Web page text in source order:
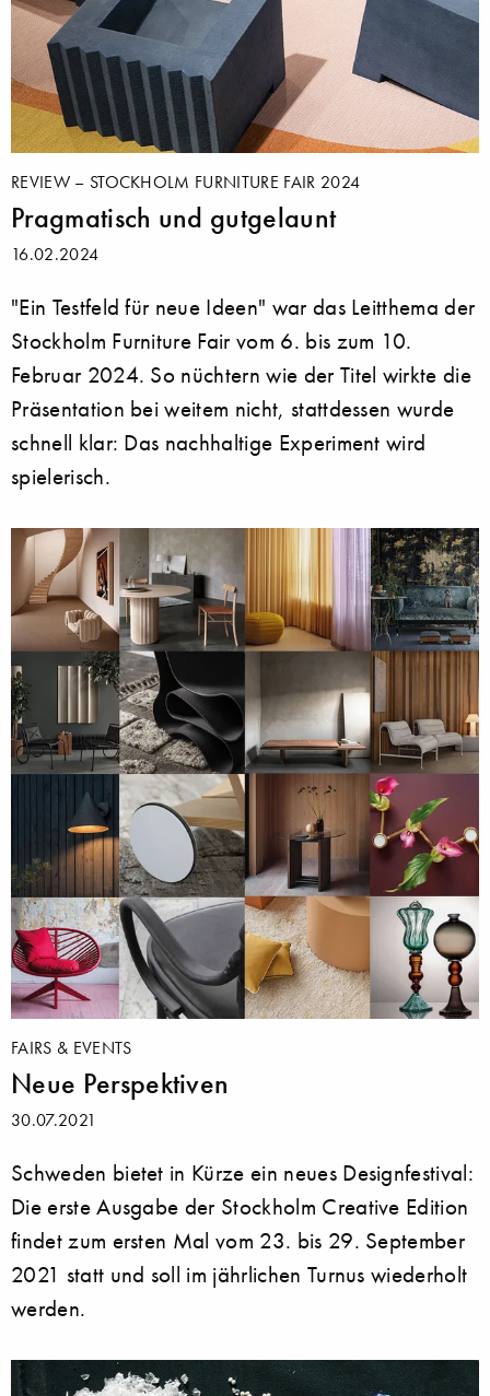
REVIEW – STOCKHOLM FURNITURE FAIR 2024
Pragmatisch und gutgelaunt
16.02.2024
"Ein Testfeld für neue Ideen" war das Leitthema der
Stockholm Furniture Fair vom 6. bis zum 10.
Februar 2024. So nüchtern wie der Titel wirkte die
Präsentation bei weitem nicht, stattdessen wurde
schnell klar: Das nachhaltige Experiment wird
spielerisch.
FAIRS & EVENTS
Neue Perspektiven
30.07.2021
Schweden bietet in Kürze ein neues Designfestival:
Die erste Ausgabe der Stockholm Creative Edition
findet zum ersten Mal vom 23. bis 29. September
2021 statt und soll im jährlichen Turnus wiederholt
werden.